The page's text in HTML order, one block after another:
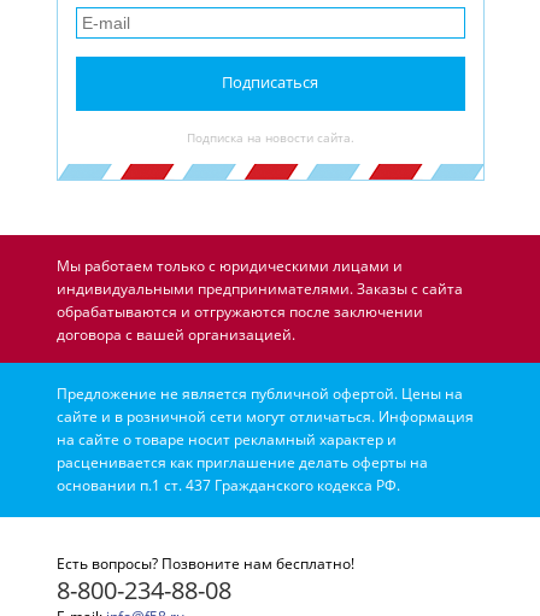
Подписаться
Подписка на новости сайта.
Мы работаем только с юридическими лицами и
индивидуальными предпринимателями. Заказы с сайта
обрабатываются и отгружаются после заключении
договора с вашей организацией.
Предложение не является публичной офертой. Цены на
сайте и в розничной сети могут отличаться. Информация
на сайте о товаре носит рекламный характер и
расценивается как приглашение делать оферты на
основании п.1 ст. 437 Гражданского кодекса РФ.
Есть вопросы? Позвоните нам бесплатно!
8-800-234-88-08